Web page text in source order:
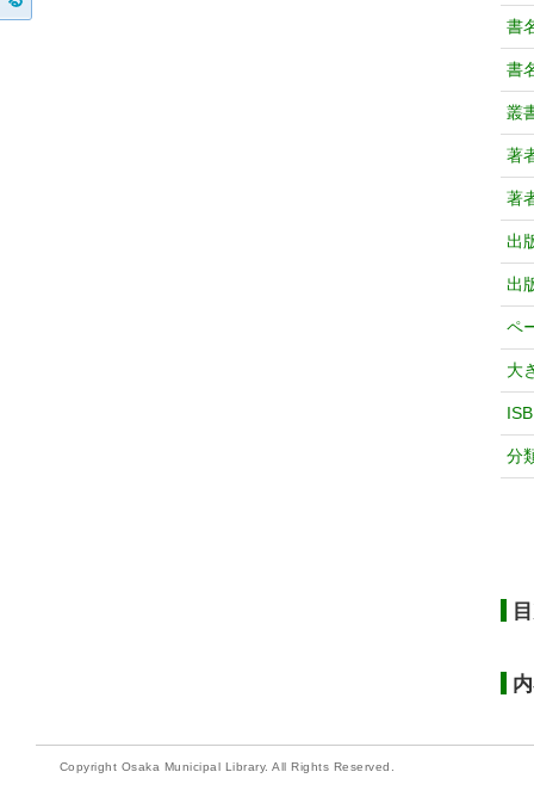
書
書
叢
著
著
出
出
ペ
大
分
Copyright Osaka Municipal Library. All Rights Reserved.